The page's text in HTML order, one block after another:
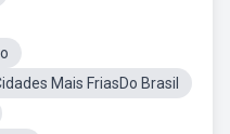
Mais FriasDo Brasil